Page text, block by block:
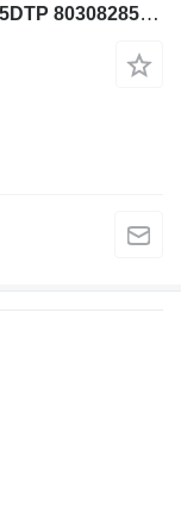
Pompe hydraulique Kawasaki K7V125DTP 803082858 pour excavateur XCMG XE215D